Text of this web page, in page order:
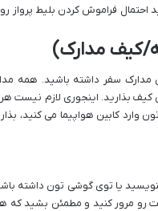
احتمال فراموش کردن بلیط پرواز
کیف مدارک)
مدارک سفر داشته باشید. همه
بذارید. اینجوری لازم نیست هر
کابین هواپیما می کنید،
یا توی گوشی تون داشته
رو مرور کنید و مطمئن بشید که